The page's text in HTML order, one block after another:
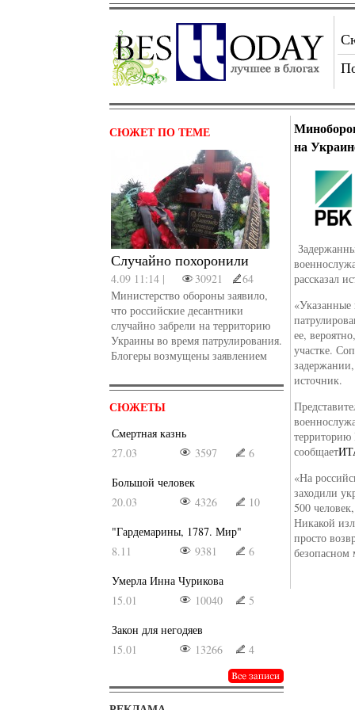
СЮЖЕТ ПО ТЕМЕ
Случайно похоронили
4.09 11:14 | 30921
64
Министерство обороны заявило,
что российские десантники
случайно забрели на территорию
Украины во время патрулирования.
Блогеры возмущены заявлением
СЮЖЕТЫ
Смертная казнь
27.03
3597
6
Большой человек
20.03
4326
10
"Гардемарины, 1787. Мир"
8.11
9381
6
Умерла Инна Чурикова
15.01
10040
5
Закон для негодяев
15.01
13266 4
на
рассказал
«Указанные
ее,
участке.
источник.
сообщает
«На
заходили
500
Никакой
просто
безопасном